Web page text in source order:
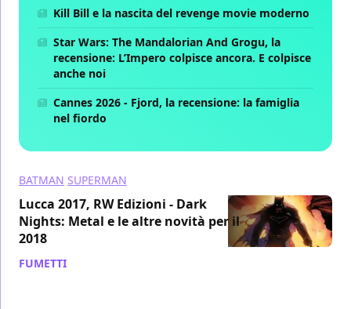
Kill Bill e la nascita del revenge movie moderno
Star Wars: The Mandalorian And Grogu, la
recensione: L’Impero colpisce ancora. E colpisce
anche noi
Cannes 2026 - Fjord, la recensione: la famiglia
nel fiordo
BATMAN SUPERMAN
Lucca 2017, RW Edizioni - Dark
Nights: Metal e le altre novità per il
2018
FUMETTI